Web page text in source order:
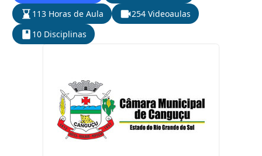
113 Horas de Aula
254 Videoaulas
10 Disciplinas